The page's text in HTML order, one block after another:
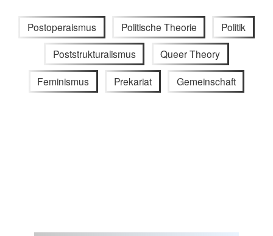
Postoperaismus Politische Theorie Politik
Poststrukturalismus Queer Theory
Feminismus Prekariat Gemeinschaft